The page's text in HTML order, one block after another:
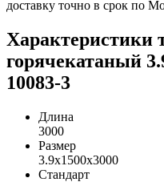
доставку точно в срок по
Характеристики
горячекатаный
10083-3
Длина
3000
Размер
3.9х1500х3000
Стандарт